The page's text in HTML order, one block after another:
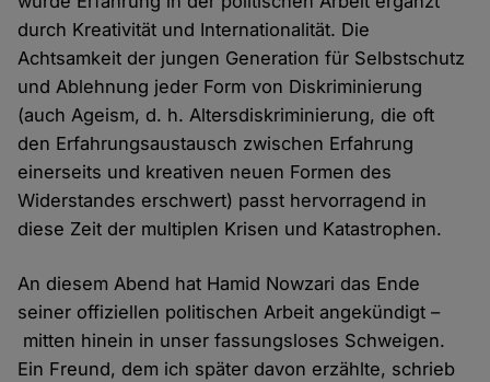
durch Kreativität und Internationalität. Die
Achtsamkeit der jungen Generation für Selbstschutz
und Ablehnung jeder Form von Diskriminierung
(auch Ageism, d. h. Altersdiskriminierung, die oft
den Erfahrungsaustausch zwischen Erfahrung
einerseits und kreativen neuen Formen des
Widerstandes erschwert) passt hervorragend in
diese Zeit der multiplen Krisen und Katastrophen.
An diesem Abend hat Hamid Nowzari das Ende
seiner offiziellen politischen Arbeit angekündigt –
mitten hinein in unser fassungsloses Schweigen.
Ein Freund, dem ich später davon erzählte, schrieb